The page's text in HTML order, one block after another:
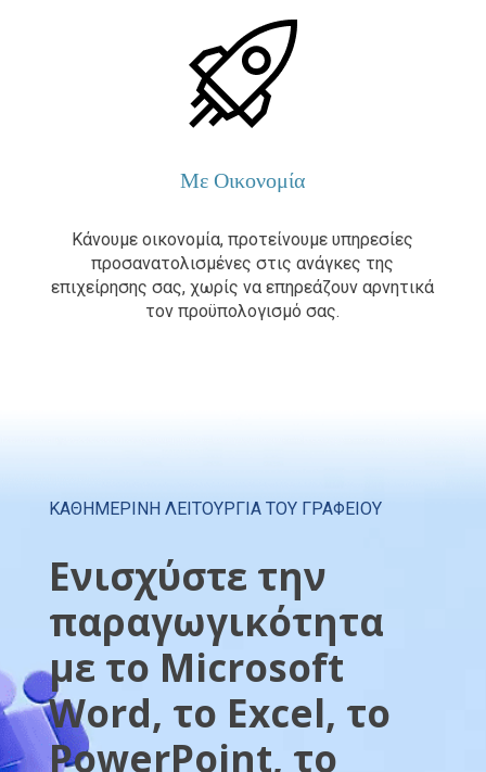
Με Οικονομία
Κάνουμε οικονομία, προτείνουμε υπηρεσίες
προσανατολισμένες στις ανάγκες της
επιχείρησης σας, χωρίς να επηρεάζουν αρνητικά
τον προϋπολογισμό σας.
ΚΑΘΗΜΕΡΙΝΗ ΛΕΙΤΟΥΡΓΙΑ ΤΟΥ ΓΡΑΦΕΙΟΥ
Ενισχύστε την
παραγωγικότητα
με το Microsoft
Word, το Excel, το
PowerPoint, το